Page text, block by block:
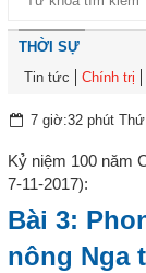
THỜI SỰ
Tin tức
Chính trị
7 giờ:32 phút
Kỷ niệm 100 năm
7-11-2017):
Bài 3:
nông Nga